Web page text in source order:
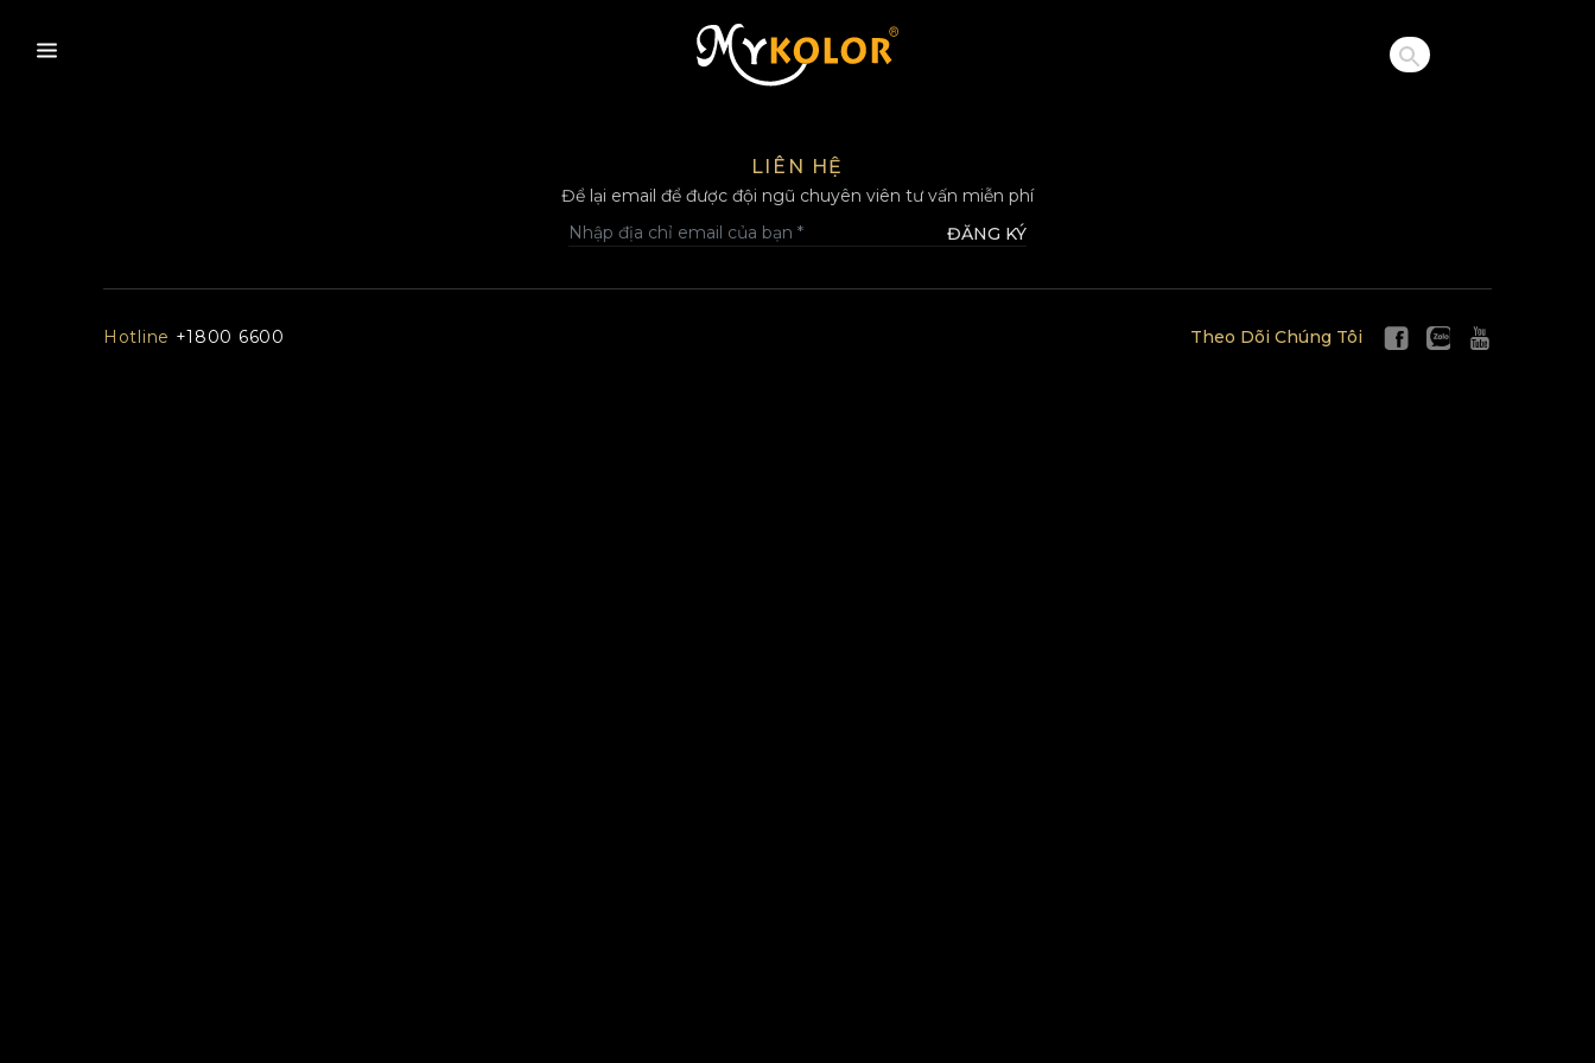
MYKOLOR
LIÊN HỆ
Để lại email để được đội ngũ chuyên viên tư vấn miễn phí
ĐĂNG KÝ
Hotline +1800 6600 Theo Dõi Chúng Tôi